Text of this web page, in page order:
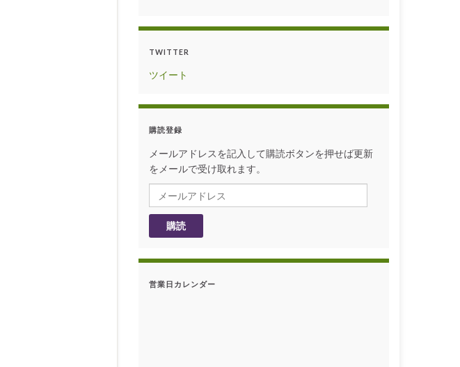
TWITTER
ツイート
購読登録
メールアドレスを記入して購読ボタンを押せば更新
をメールで受け取れます。
メールアドレス
購読
営業日カレンダー